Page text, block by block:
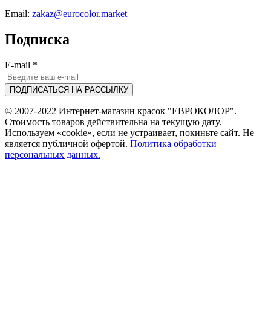
Email: zakaz@eurocolor.market
Подписка
E-mail *
© 2007-2022 Интернет-магазин красок "ЕВРОКОЛОР".
Стоимость товаров действительна на текущую дату.
Используем «cookie», если не устраивает, покиньте сайт. Не
является публичной офертой. Политика обработки
персональных данных.